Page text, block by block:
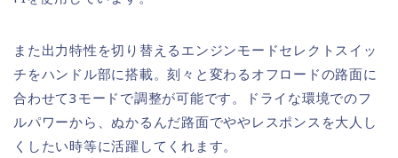
また出力特性を切り替えるエンジンモードセレクトスイッ
チをハンドル部に搭載。刻々と変わるオフロードの路面に
合わせて3モードで調整が可能です。ドライな環境でのフ
ルパワーから、ぬかるんだ路面でややレスポンスを大人し
くしたい時等に活躍してくれます。